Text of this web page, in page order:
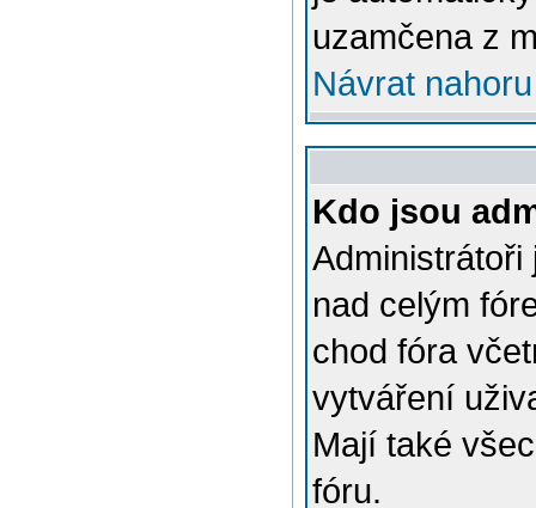
uzamčena z
Návrat nahoru
Kdo jsou
nad celým
chod fóra
vytváření
Mají také
fóru.